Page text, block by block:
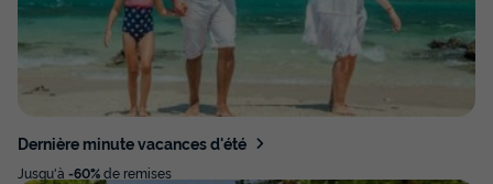
Dernière minute vacances d'été
Jusqu'à -60%de remises